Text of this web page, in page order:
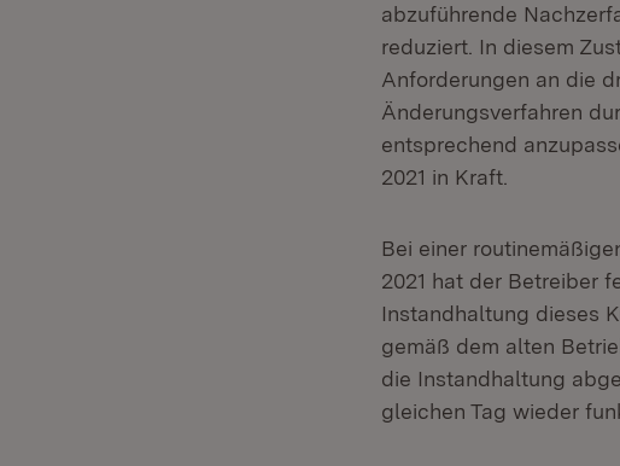
abzuführende
reduziert. In diesem
Anforderungen an die
Änderungsverfahren
entsprechend
2021 in Kraft.
Bei einer
2021 hat der Betreiber
Instandhaltung dieses
gemäß dem alten
die Instandhaltung
gleichen Tag wieder